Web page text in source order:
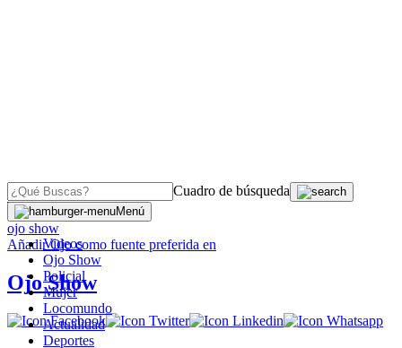
Cuadro de búsqueda
Menú
Videos
Ojo Show
Policial
Mujer
Locomundo
Actualidad
Deportes
OJO
ojo show
AñadirOjocomo fuente preferida en
Ojo Show